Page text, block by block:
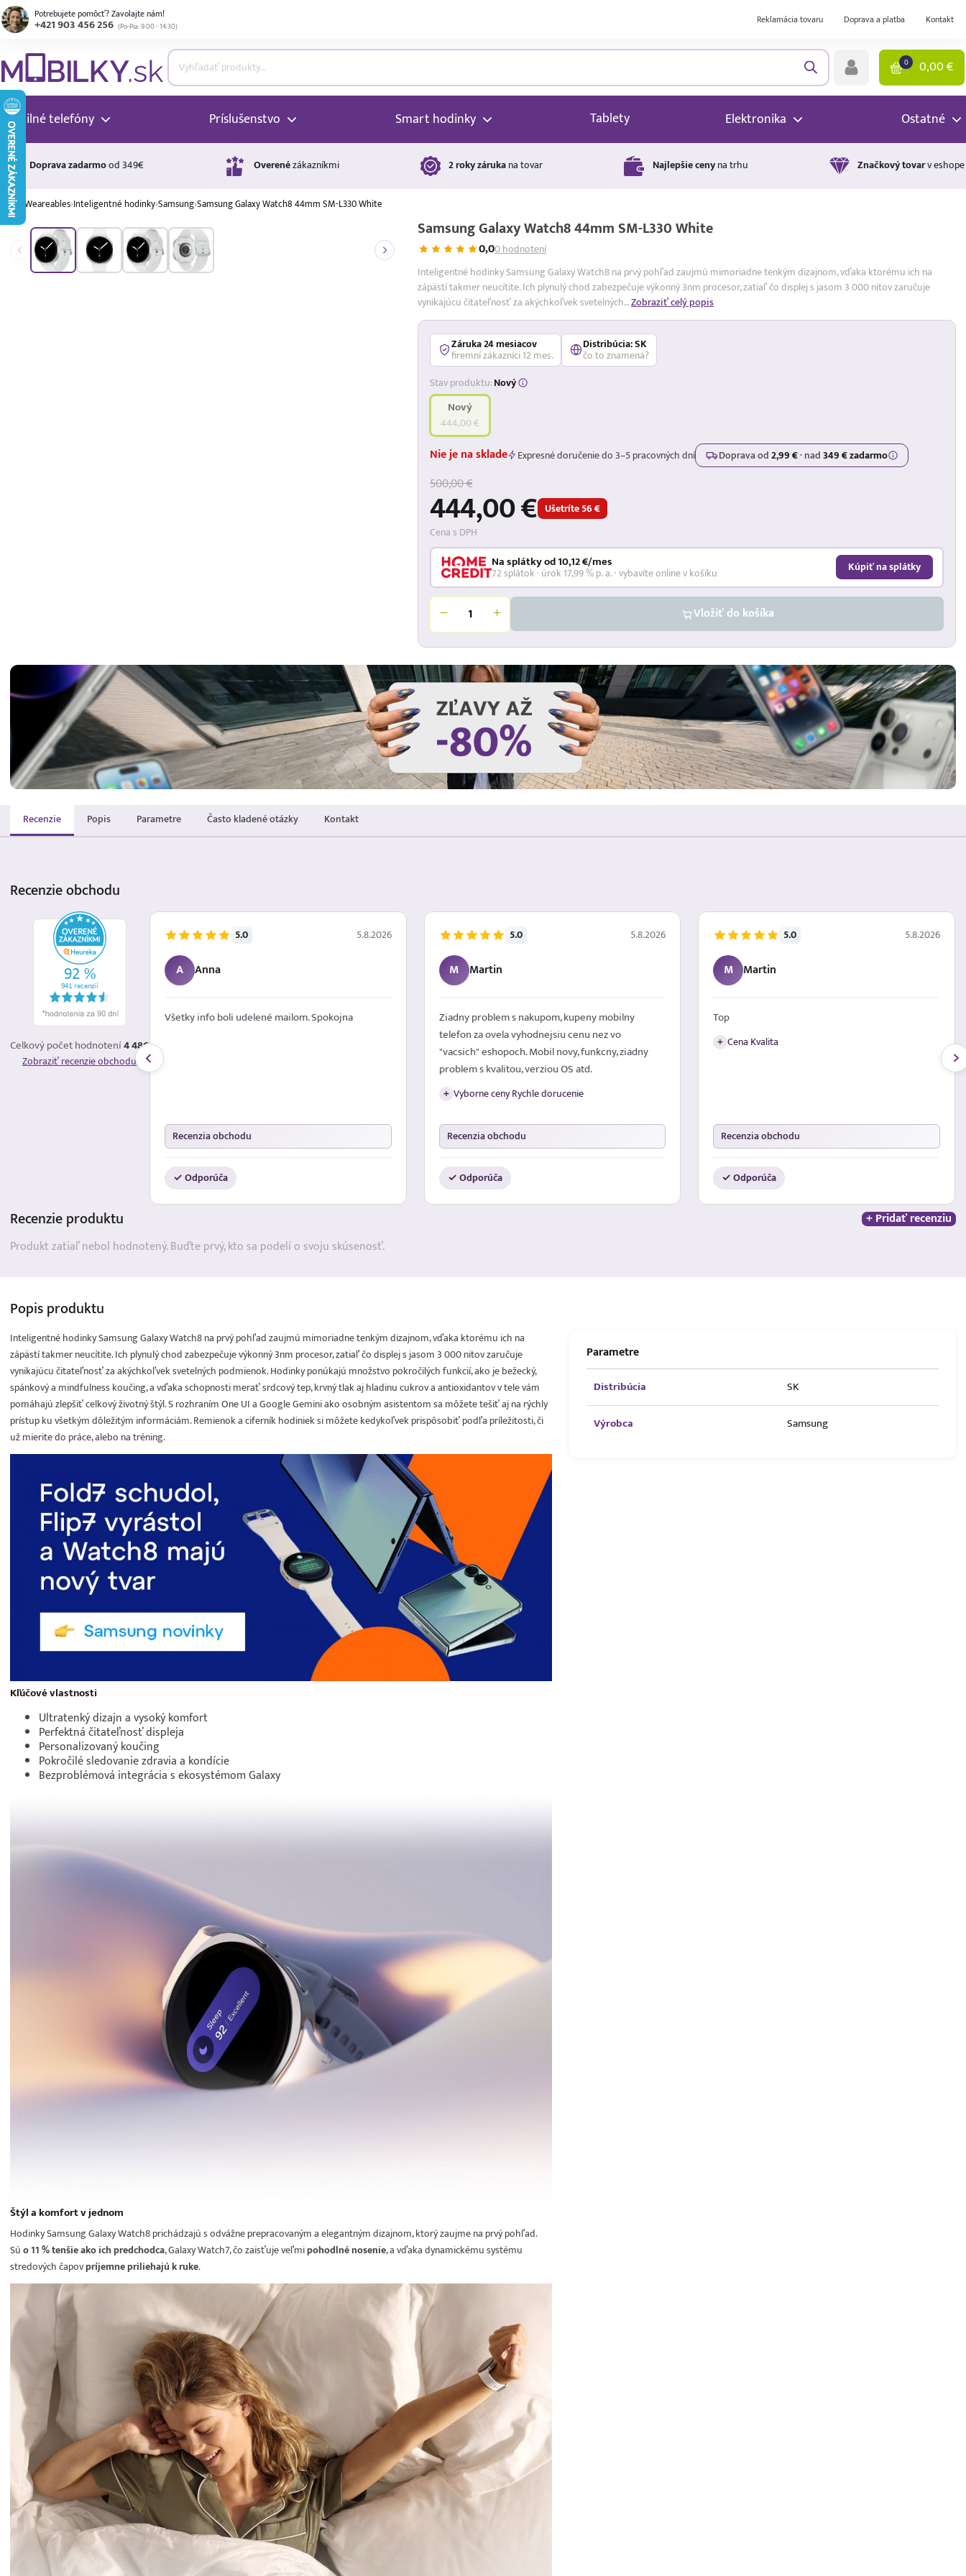
Potrebujete pomôcť? Zavolajte nám!
+421 903 456 256 (Po-Pia: 9:00 - 14:30) Reklamácia tovaru Doprava a platba Kontakt
0 0,00€
Mobilné telefóny Príslušenstvo Smart hodinky Tablety Elektronika Ostatné
Doprava zadarmood 349€ Overenézákazníkmi 2 roky zárukana tovar Najlepšie cenyna trhu Značkový tovarv eshope
Weareables›Inteligentné hodinky›Samsung›Samsung Galaxy Watch8 44mm SM-L330 White
Úrok
17,99 %
p.a.
Samsung Galaxy Watch8 44mm SM-L330 White
0,00 hodnotení
Inteligentné hodinky Samsung Galaxy Watch8 na prvý pohľad zaujmú mimoriadne tenkým dizajnom, vďaka ktorému ich na
zápästí takmer neucítite. Ich plynulý chod zabezpečuje výkonný 3nm procesor, zatiaľ čo displej s jasom 3 000 nitov zaručuje
vynikajúcu čitateľnosť za akýchkoľvek svetelných…Zobraziť celý popis
Záruka 24 mesiacov
firemní zákazníci 12 mes.
Distribúcia: SK
čo to znamená?
Stav produktu:Nový
Nový
444,00 €
Nie je na sklade Expresné doručenie do 3–5 pracovných dní Doprava od2,99 €·nad349 € zadarmo
500,00 €
444,00 € Ušetríte 56 €
Cena s DPH
Na splátky od 10,12 €/mes
72 splátok · úrok 17,99 % p. a. · vybavíte online v košíku Kúpiť na splátky
Vložiť do košíka
Recenzie Popis Parametre Často kladené otázky Kontakt
Recenzieobchodu
Celkový počet hodnotení4 486
Zobraziť recenzie obchodu
5.8.2026
Spokojna
5.0 5.8.2026
M Martin
Ziadny problem s nakupom, kupeny mobilny
Recenzia obchodu
✓ Odporúča
5.0 5.8.2026
M Martin
Top
+ Cena Kvalita
Recenzia obchodu
✓ Odporúča
5.0 5.8.2026
T Teodor
Veľmi dobre sa mi nakupovalo, vedeli mi s
radosťou poradiť a pomôcť pri výbere
Recenzia obchodu
✓ Odporúča
Recenzieproduktu
+ Pridať recenziu
Produkt zatiaľ nebol hodnotený. Buďte prvý, kto sa podelí o svoju skúsenosť.
Popisproduktu
Inteligentné hodinky Samsung Galaxy Watch8 na prvý pohľad zaujmú mimoriadne tenkým dizajnom, vďaka ktorému ich na
zápästí takmer neucítite. Ich plynulý chod zabezpečuje výkonný 3nm procesor, zatiaľ čo displej s jasom 3 000 nitov zaručuje
vynikajúcu čitateľnosť za akýchkoľvek svetelných podmienok. Hodinky ponúkajú množstvo pokročilých funkcií, ako je bežecký,
spánkový a mindfulness koučing, a vďaka schopnosti merať srdcový tep, krvný tlak aj hladinu cukrov a antioxidantov v tele vám
pomáhajú zlepšiť celkový životný štýl. S rozhraním One UI a Google Gemini ako osobným asistentom sa môžete tešiť aj na rýchly
prístup ku všetkým dôležitým informáciám. Remienok a ciferník hodiniek si môžete kedykoľvek prispôsobiť podľa príležitosti, či
už mierite do práce, alebo na tréning.
Kľúčové vlastnosti
Ultratenký dizajn a vysoký komfort
Perfektná čitateľnosť displeja
Personalizovaný koučing
Pokročilé sledovanie zdravia a kondície
Bezproblémová integrácia s ekosystémom Galaxy
Štýl a komfort v jednom
Hodinky Samsung Galaxy Watch8 prichádzajú s odvážne prepracovaným a elegantným dizajnom, ktorý zaujme na prvý pohľad.
Súo 11 % tenšie ako ich predchodca, Galaxy Watch7, čo zaisťuje veľmipohodlné nosenie, a vďaka dynamickému systému
stredových čapovpríjemne priliehajú k ruke.
Parametre
Distribúcia SK
Výrobca Samsung